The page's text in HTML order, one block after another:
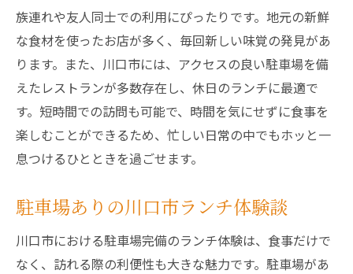
族連れや友人同士での利用にぴったりです。地元の新鮮
な食材を使ったお店が多く、毎回新しい味覚の発見があ
ります。また、川口市には、アクセスの良い駐車場を備
えたレストランが多数存在し、休日のランチに最適で
す。短時間での訪問も可能で、時間を気にせずに食事を
楽しむことができるため、忙しい日常の中でもホッと一
息つけるひとときを過ごせます。
駐車場ありの川口市ランチ体験談
川口市における駐車場完備のランチ体験は、食事だけで
なく、訪れる際の利便性も大きな魅力です。駐車場があ